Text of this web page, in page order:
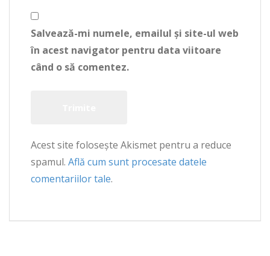
Salvează-mi numele, emailul și site-ul web
în acest navigator pentru data viitoare
când o să comentez.
Acest site folosește Akismet pentru a reduce
spamul. Află cum sunt procesate datele
comentariilor tale.